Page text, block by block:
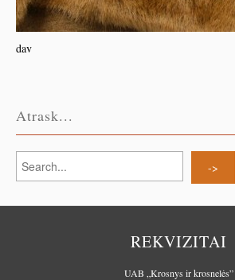
dav
Atrask...
REKVIZITAI
UAB „Krosnys ir krosnelės”